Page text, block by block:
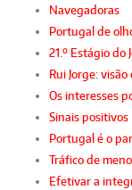
Navegadoras
Portugal de
21.º Estágio do
Rui Jorge: visão
Os interesses
Sinais positivos
Portugal é o
Tráfico de
Efetivar a